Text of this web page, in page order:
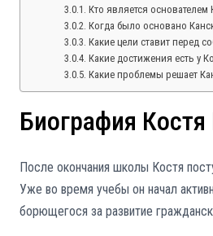
Кто является
Когда было основано
Какие цели ставит перед
Какие достижения есть у
Какие проблемы решает
Биография Костя
После окончания школы Костя
Уже во время учебы он начал
борющегося за развитие